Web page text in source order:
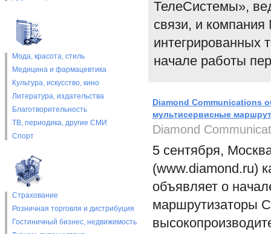
Мода, красота, стиль
Медицина и фармацевтика
Культура, искусство, кино
Литература, издательства
Благотворительность
ТВ, периодика, другие СМИ
Спорт
Страхование
Розничная торговля и дистрибуция
Гостиничный бизнес, недвижимость
ТелеСистемы»,
связи, и
интегрированных
начале работы
Diamond Communications
мультисервисные
Diamond
5 сентября,
(www.diamond.ru)
объявляет о
маршрутизаторы